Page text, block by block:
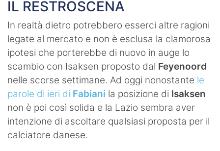
IL RESTROSCENA
In realtà dietro potrebbero esserci altre ragioni
legate al mercato e non è esclusa la clamorosa
ipotesi che porterebbe di nuovo in auge lo
scambio con Isaksen proposto dal Feyenoord
nelle scorse settimane. Ad oggi nonostante le
parole di ieri di Fabiani la posizione di Isaksen
non è poi così solida e la Lazio sembra aver
intenzione di ascoltare qualsiasi proposta per il
calciatore danese.